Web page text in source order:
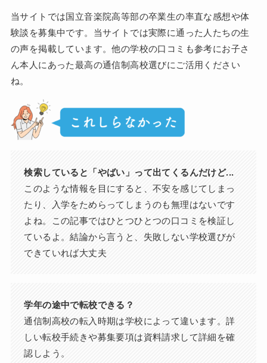
当サイトでは国立音楽院高等部の卒業生の率直な感想や体
験談を募集中です。当サイトでは実際に通った人たちの生
の声を掲載しています。他の学校の口コミも参考にお子さ
ん本人にあった最高の通信制高校選びにご活用ください
ね。
検索していると「やばい」って出てくるんだけど...
このような情報を目にすると、不安を感じてしまっ
たり、入学をためらってしまうのも無理はないです
よね。この記事ではひとつひとつの口コミを検証し
ているよ。結論から言うと、失敗しない学校選びが
できていれば大丈夫
学年の途中で転校できる？
通信制高校の転入時期は学校によって違います。詳
しい転校手続きや募集要項は資料請求して詳細を確
認しよう。